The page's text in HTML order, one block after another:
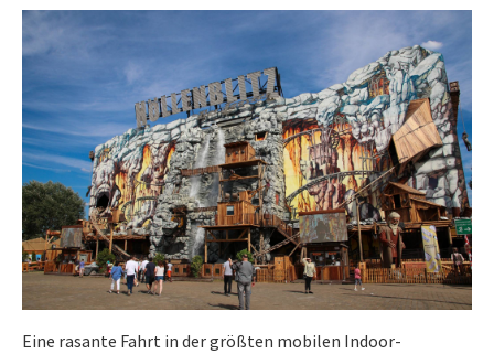
Eine rasante Fahrt in der größten mobilen Indoor-